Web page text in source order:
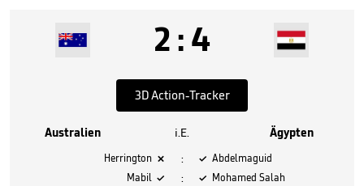
2:4
3D Action-Tracker
Australien i.E. Ägypten
Herrington  : Abdelmaguid

Mabil  : Mohamed Salah
